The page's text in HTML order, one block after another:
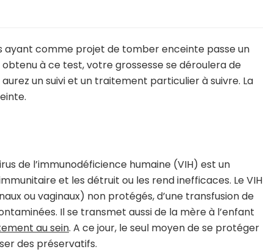
comme projet de tomber enceinte passe un
à ce test, votre grossesse se déroulera de
un suivi et un traitement particulier à suivre. La
de l’immunodéficience humaine (VIH) est un
et les détruit ou les rend inefficaces. Le VIH
ou vaginaux) non protégés, d’une transfusion de
Il se transmet aussi de la mère à l’enfant
au sein. A ce jour, le seul moyen de se protéger
des préservatifs.